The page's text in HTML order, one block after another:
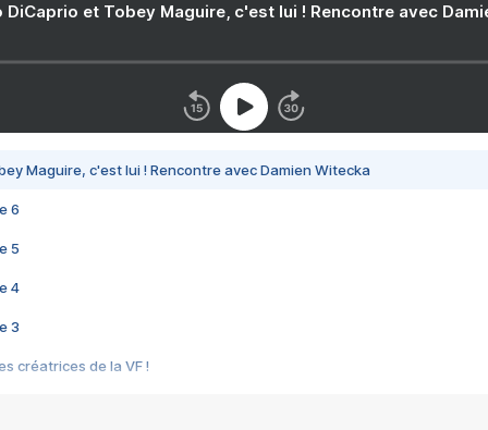
DiCaprio et Tobey Maguire, c'est lui ! Rencontre avec
Maguire, c'est lui ! Rencontre avec Damien Witecka
6
5
4
3
créatrices de la VF !